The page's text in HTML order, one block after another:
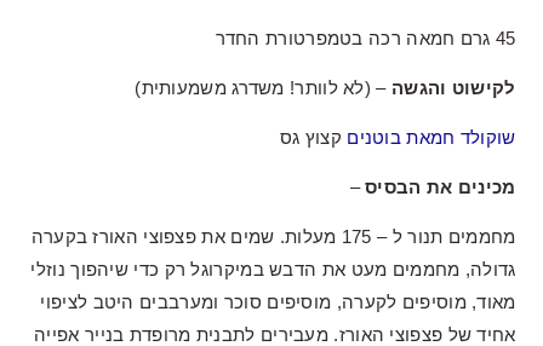
45 גרם חמאה רכה בטמפרטורת החדר
לקישוט והגשה – (לא לוותר! משדרג משמעותית)
שוקולד חמאת בוטנים קצוץ גס
מכינים את הבסיס–
מחממים תנור ל – 175 מעלות. שמים את פצפוצי האורז בקערה
גדולה, מחממים מעט את הדבש במיקרוגל רק כדי שיהפוך נוזלי
מאוד, מוסיפים לקערה, מוסיפים סוכר ומערבבים היטב לציפוי
אחיד של פצפוצי האורז. מעבירים לתבנית מרופדת בנייר אפייה